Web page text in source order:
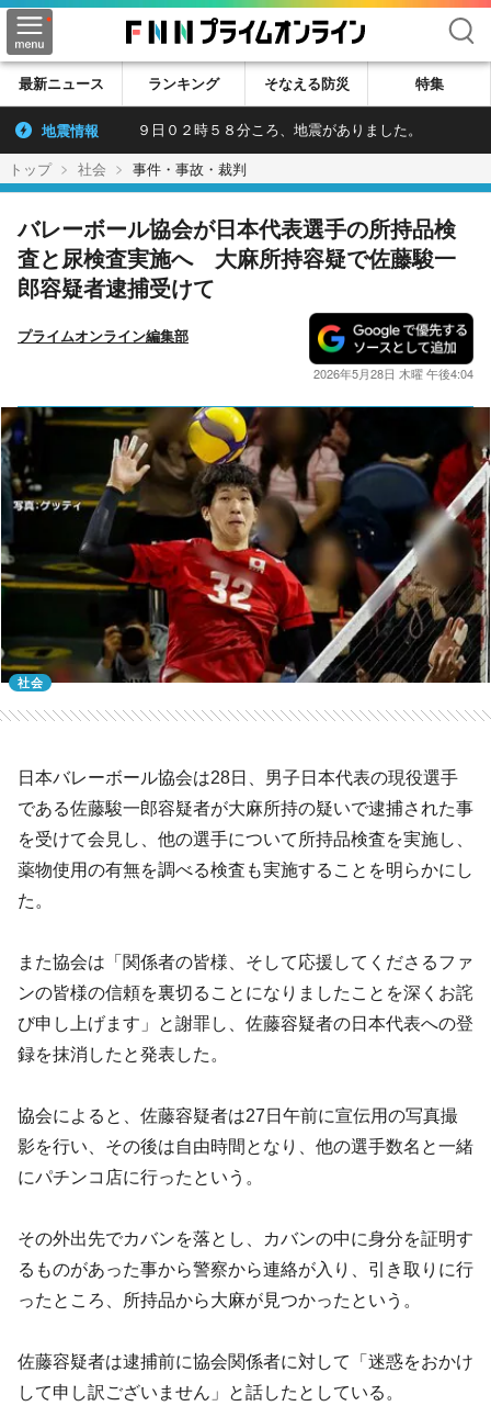
検索
最新ニュース ランキング そなえる防災 特集
地震情報 ９日０２時５８分ころ、地震がありました。
トップ 社会 事件・事故・裁判
バレーボール協会が日本代表選手の所持品検
査と尿検査実施へ 大麻所持容疑で佐藤駿一
郎容疑者逮捕受けて
プライムオンライン編集部
2026年5月28日 木曜 午後4:04
社会
日本バレーボール協会は28日、男子日本代表の現役選手
である佐藤駿一郎容疑者が大麻所持の疑いで逮捕された事
を受けて会見し、他の選手について所持品検査を実施し、
薬物使用の有無を調べる検査も実施することを明らかにし
た。
また協会は「関係者の皆様、そして応援してくださるファ
ンの皆様の信頼を裏切ることになりましたことを深くお詫
び申し上げます」と謝罪し、佐藤容疑者の日本代表への登
録を抹消したと発表した。
協会によると、佐藤容疑者は27日午前に宣伝用の写真撮
影を行い、その後は自由時間となり、他の選手数名と一緒
にパチンコ店に行ったという。
その外出先でカバンを落とし、カバンの中に身分を証明す
るものがあった事から警察から連絡が入り、引き取りに行
ったところ、所持品から大麻が見つかったという。
佐藤容疑者は逮捕前に協会関係者に対して「迷惑をおかけ
して申し訳ございません」と話したとしている。